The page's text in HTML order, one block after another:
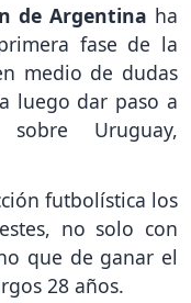
de Argentina ha
fase de la
medio de dudas
luego dar paso a
Uruguay,
futbolística los
no solo con
que de ganar el
28 años.